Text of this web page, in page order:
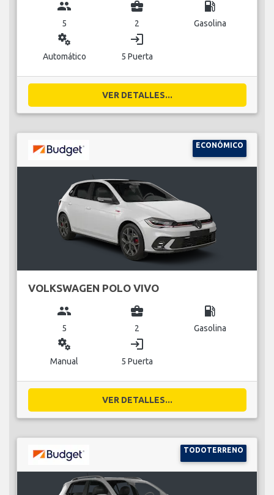
group
5
business_center
2
local_gas_station
Gasolina
miscellaneous_services
Automático
login
5 Puerta
VER DETALLES...
ECONÓMICO
VOLKSWAGEN POLO VIVO
group
5
business_center
2
local_gas_station
Gasolina
miscellaneous_services
Manual
login
5 Puerta
VER DETALLES...
TODOTERRENO